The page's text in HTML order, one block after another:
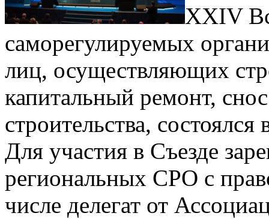
XXIV
саморегулируемых
лиц, осуществляющих
капитальный ремонт,
строительства,
Для участия в Съезде
региональных СРО с
числе делегат от